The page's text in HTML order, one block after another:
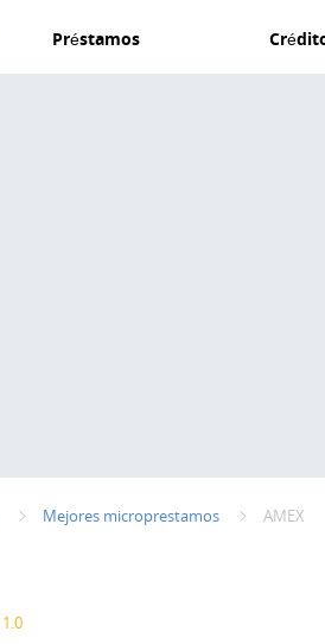
Préstamos
Mejores microprestamos AMEX
1.0